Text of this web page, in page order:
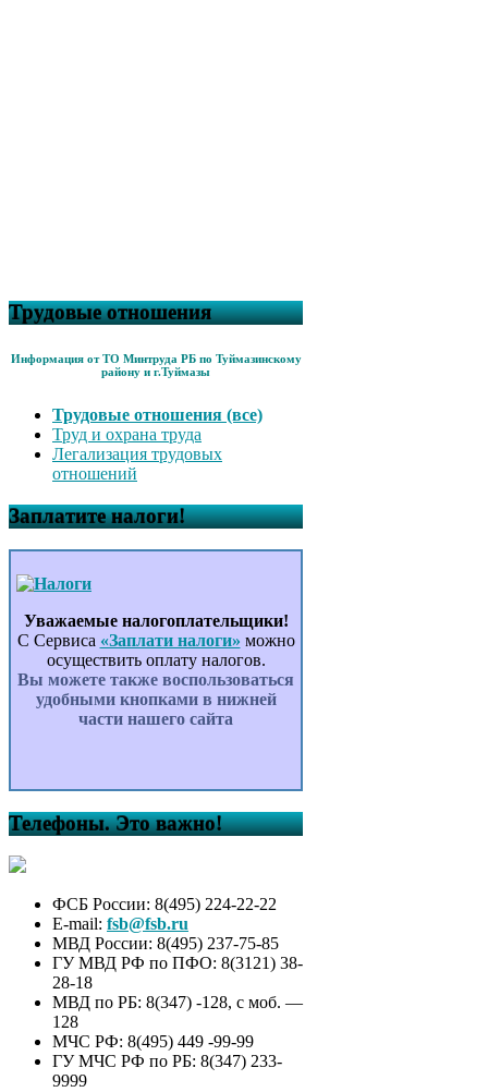
Трудовые отношения
Информация от ТО Минтруда РБ по Туймазинскому
району и г.Туймазы
Трудовые отношения (все)
Труд и охрана труда
Легализация трудовых
отношений
Заплатите налоги!
Уважаемые налогоплательщики!
С Сервиса «Заплати налоги» можно
осуществить оплату налогов.
Вы можете также воспользоваться
удобными кнопками в нижней
части нашего сайта
Телефоны. Это важно!
ФСБ России: 8(495) 224-22-22
E-mail: fsb@fsb.ru
МВД России: 8(495) 237-75-85
ГУ МВД РФ по ПФО: 8(3121) 38-
28-18
МВД по РБ: 8(347) -128, с моб. —
128
МЧС РФ: 8(495) 449 -99-99
ГУ МЧС РФ по РБ: 8(347) 233-
9999